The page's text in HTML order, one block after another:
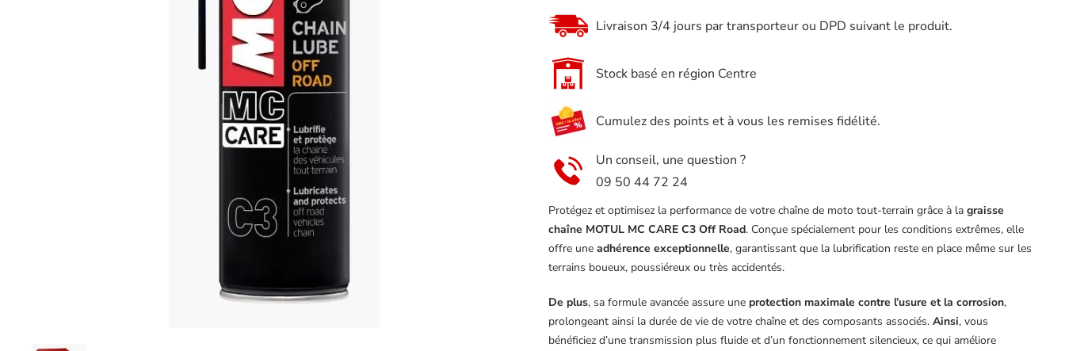
off
road
MOTUL
MC
C3
Livraison 3/4 jours par transporteur ou DPD suivant le produit.
Stock basé en région Centre
Cumulez des points et à vous les remises fidélité.
Un conseil, une question ?
09 50 44 72 24
Protégez et optimisez la performance de votre chaîne de moto tout-terrain grâce à la graisse
chaîne MOTUL MC CARE C3 Off Road. Conçue spécialement pour les conditions extrêmes, elle
offre une adhérence exceptionnelle, garantissant que la lubrification reste en place même sur les
terrains boueux, poussiéreux ou très accidentés.
De plus, sa formule avancée assure une protection maximale contre l’usure et la corrosion,
prolongeant ainsi la durée de vie de votre chaîne et des composants associés. Ainsi, vous
bénéficiez d’une transmission plus fluide et d’un fonctionnement silencieux, ce qui améliore